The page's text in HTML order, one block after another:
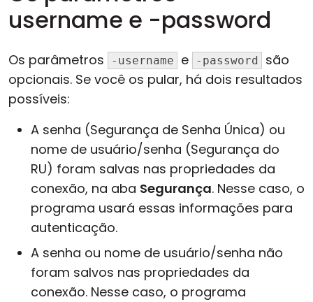
username e -password
Os parâmetros -username e -password
são
opcionais. Se você os pular, há dois resultados
possíveis:
A senha (Segurança de Senha Única) ou
nome de usuário/senha (Segurança do
RU) foram salvas nas propriedades da
conexão, na aba Segurança. Nesse caso, o
programa usará essas informações para
autenticação.
A senha ou nome de usuário/senha não
foram salvos nas propriedades da
conexão. Nesse caso, o programa